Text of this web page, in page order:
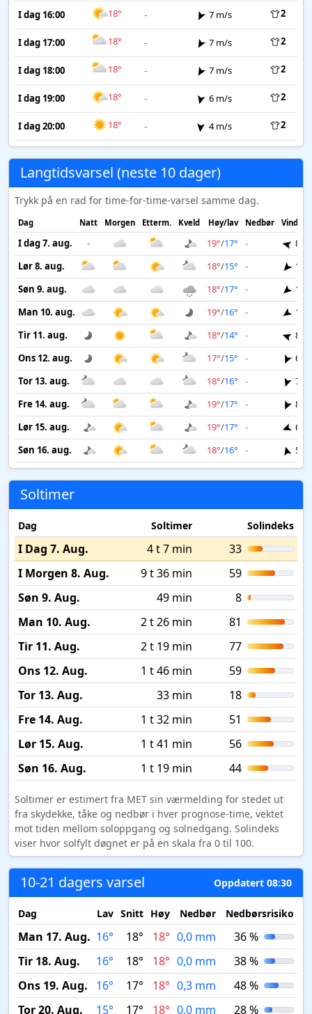
I dag 16:00 18° - 7 m/s 2
I dag 17:00 18° - 7 m/s 2
I dag 18:00 18° - 7 m/s 2
I dag 19:00 18° - 6 m/s 2
I dag 20:00 18° - 4 m/s 2
Langtidsvarsel (neste 10 dager)
Trykk på en rad for time-for-time-varsel samme dag.
Dag Natt Morgen Etterm. Kveld Høy/lav Nedbør Vind
I dag 7. aug. - 19°/17° -
8
Lør 8. aug.
18°/15° -
14
Søn 9. aug.
18°/17° -
12
Man 10. aug.
19°/16° -
10
Tir 11. aug.
18°/14° -
8
Ons 12. aug.
17°/15° -
6
Tor 13. aug.
18°/16° -
7
Fre 14. aug.
19°/17° -
8
Lør 15. aug.
19°/17° -
6
Søn 16. aug.
18°/16° - 5
Soltimer
Dag Soltimer Solindeks
I Dag 7. Aug. 4 t 7 min
33
I Morgen 8. Aug.
9 t 36 min
59
Søn 9. Aug.
49 min
8
Man 10. Aug.
2 t 26 min
81
Tir 11. Aug.
2 t 19 min
77
Ons 12. Aug.
1 t 46 min
59
Tor 13. Aug.
33 min
18
Fre 14. Aug.
1 t 32 min
51
Lør 15. Aug.
1 t 41 min
56
Søn 16. Aug.
1 t 19 min 44
Soltimer er estimert fra MET sin værmelding for stedet ut
fra skydekke, tåke og nedbør i hver prognose-time, vektet
mot tiden mellom soloppgang og solnedgang. Solindeks
viser hvor solfylt døgnet er på en skala fra 0 til 100.
10-21 dagers varsel Oppdatert 08:30
Dag Lav Snitt Høy Nedbør Nedbørsrisiko
Man 17. Aug. 16° 18° 18° 0,0 mm
36 %
Tir 18. Aug.
16° 18° 18° 0,0 mm
38 %
Ons 19. Aug.
16° 17° 18° 0,3 mm
48 %
Tor 20. Aug.
15° 17° 18° 0,0 mm 28 %